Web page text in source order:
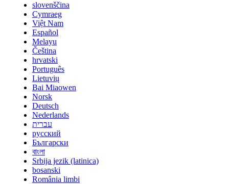
slovenščina
Cymraeg
Việt Nam
Español
Melayu
Čeština
hrvatski
Português
Lietuvių
Bai Miaowen
Norsk
Deutsch
Nederlands
עברית
русский
Български
বাংলা
Srbija jezik (latinica)
bosanski
România limbi